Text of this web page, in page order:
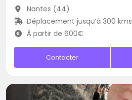
Nantes (44)
Déplacement jusqu’à 300 kms
À partir de 600€
Contacter